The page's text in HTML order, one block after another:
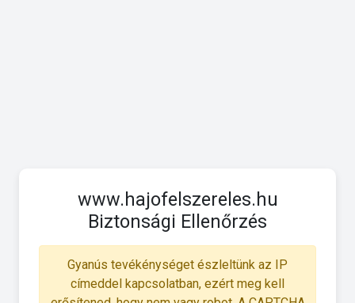
www.hajofelszereles.hu
Biztonsági Ellenőrzés
Gyanús tevékénységet észleltünk az IP
címeddel kapcsolatban, ezért meg kell